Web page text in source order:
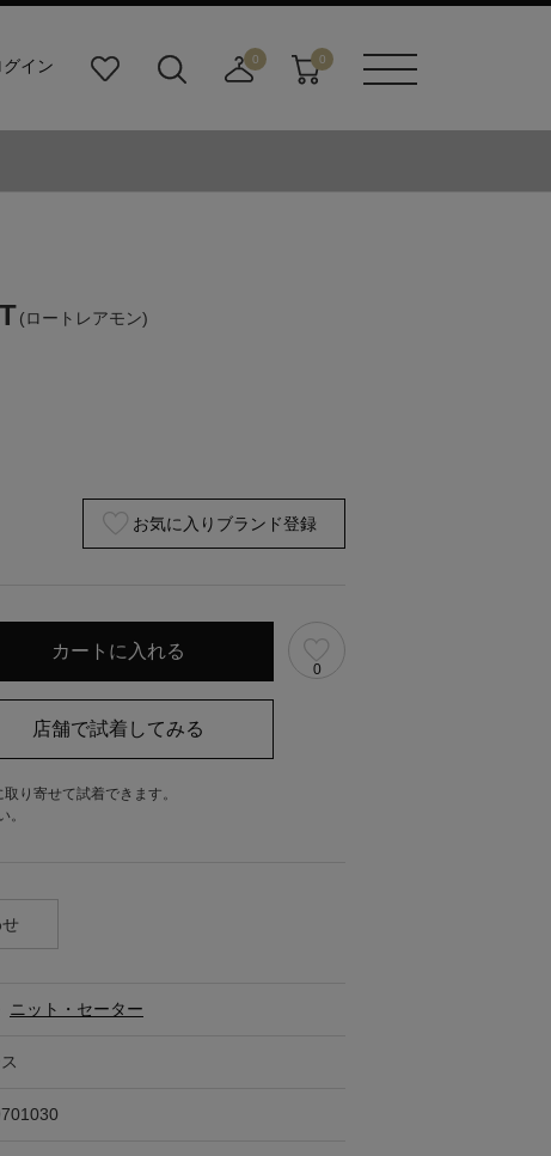
グイン
り
ダ
0
寄
0
(ロートレアモン)
お気に入りブランド登録
0
り寄せて試着できます。
。
ニット・セーター